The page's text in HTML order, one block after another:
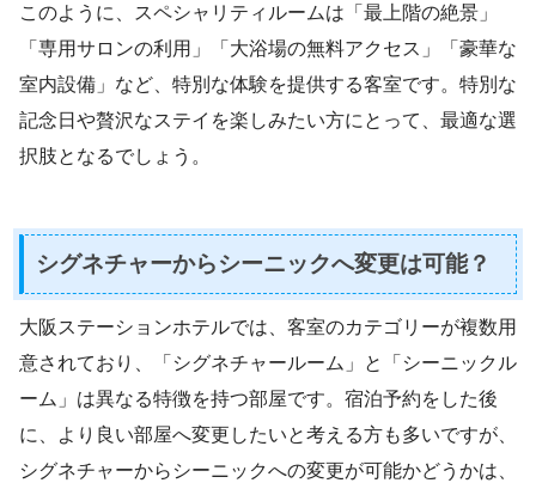
このように、スペシャリティルームは「最上階の絶景」
「専用サロンの利用」「大浴場の無料アクセス」「豪華な
室内設備」など、特別な体験を提供する客室です。特別な
記念日や贅沢なステイを楽しみたい方にとって、最適な選
択肢となるでしょう。
シグネチャーからシーニックへ変更は可能？
大阪ステーションホテルでは、客室のカテゴリーが複数用
意されており、「シグネチャールーム」と「シーニックル
ーム」は異なる特徴を持つ部屋です。宿泊予約をした後
に、より良い部屋へ変更したいと考える方も多いですが、
シグネチャーからシーニックへの変更が可能かどうかは、